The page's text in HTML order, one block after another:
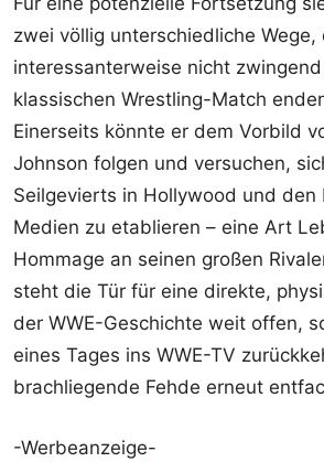
zwei völlig unterschiedliche Wege,
interessanterweise nicht
klassischen Wrestling-Match
Einerseits könnte er dem Vorbild
Johnson folgen und versuchen,
Seilgevierts in Hollywood und den
Medien zu etablieren – eine Art
Hommage an seinen großen
steht die Tür für eine direkte,
der WWE-Geschichte weit offen,
eines Tages ins WWE-TV
brachliegende Fehde erneut
-Werbeanzeige-